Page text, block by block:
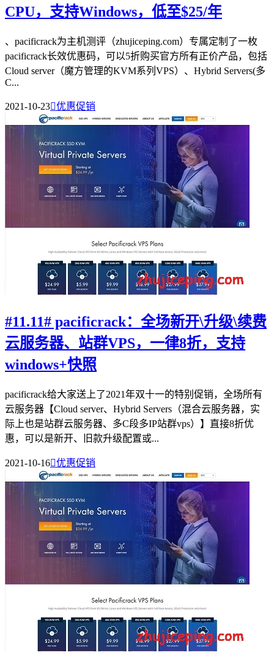
CPU，支持Windows，低至$25/年
、pacificrack为主机测评（zhujiceping.com）专属定制了一枚
pacificrack长效优惠码，可以5折购买官方所有正价产品，包括
Cloud server（魔方管理的KVM系列VPS）、Hybrid Servers(多
C...
2021-10-23优惠促销
#11.11# pacificrack：全场新开\升级\续费
云服务器、站群VPS，一律8折，支持
windows+快照
pacificrack给大家送上了2021年双十一的特别促销，全场所有
云服务器【Cloud server、Hybrid Servers（混合云服务器，实
际上也是站群云服务器、多C段多IP站群vps）】直接8折优
惠，可以是新开、旧款升级配置或...
2021-10-16优惠促销